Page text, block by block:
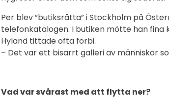
Per blev ”butiksråtta” i Stockholm på
telefonkatalogen. I butiken mötte han
Hyland tittade ofta förbi.
– Det var ett bisarrt galleri av människor
Vad var svårast med att flytta ner?